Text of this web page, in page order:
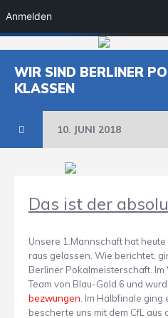
WIR SIND BERLINER
KLASSEN
10. JUNI 2018
Das ist der
Unsere 1.Mannschaft hat
raus gelassen. Wie berichtet,
Berliner Pokalmeisterschaft.
Team von Blau-Gold 6 und
bezwungen . Im Halbfinale
bescherte uns mit dem CfL aus
Anmelden